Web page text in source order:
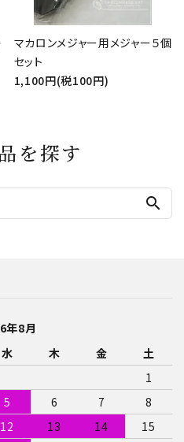
マカロンメジャー用メジャー５個
セット
1,100円(税100円)
を探す
search
年8月
水 木 金
土
1
5 6 7
8
12 13 14
15